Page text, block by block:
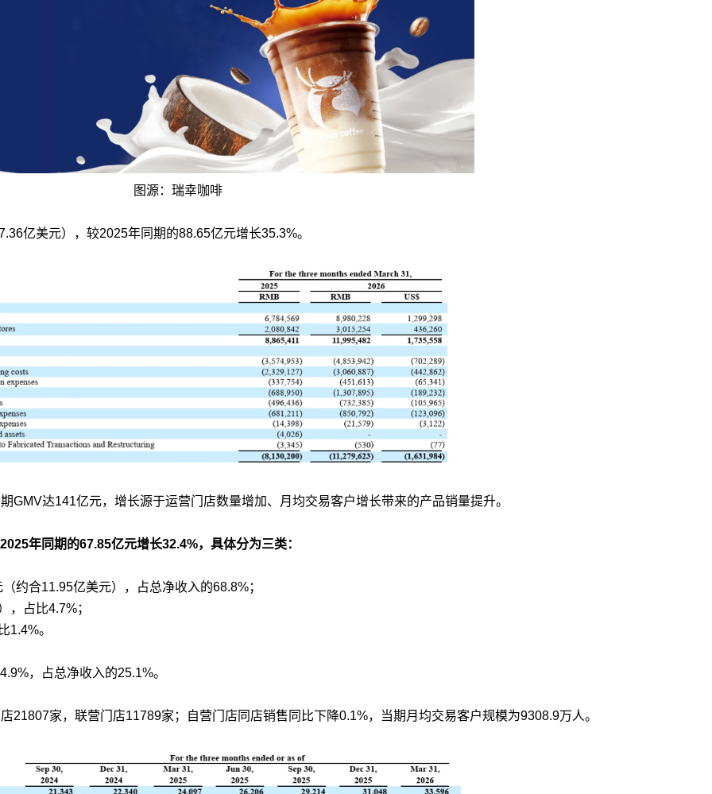
图源：瑞幸咖啡
亿美元），较2025年同期的88.65亿元增长35.3%。
达141亿元，增长源于运营门店数量增加、月均交易客户增长带来的产品销量提升。
年同期的67.85亿元增长32.4%，具体分为三类：
约合11.95亿美元），占总净收入的68.8%；
占比4.7%；
1.4%。
，占总净收入的25.1%。
家，联营门店11789家；自营门店同店销售同比下降0.1%，当期月均交易客户规模为9308.9万人。